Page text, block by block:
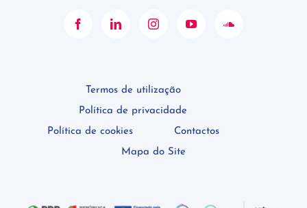
Termos de utilização
Política de privacidade
Política de cookies
Contactos
Mapa do Site